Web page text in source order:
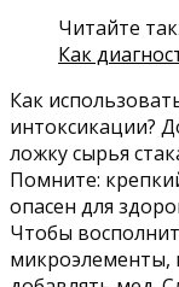
Читайте
Как
Как
интоксикации?
ложку сырья
Помните:
опасен для
Чтобы
микроэлементы,